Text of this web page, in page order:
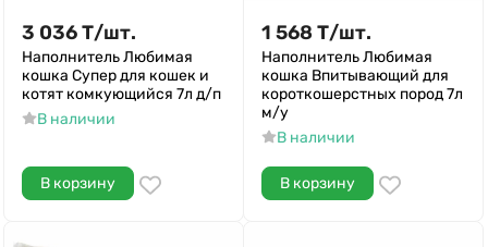
3 036Т/шт.
Наполнитель Любимая
кошка Супер для кошек и
котят комкующийся 7л д/п
В наличии
В корзину
1 568 Т/шт.
Наполнитель Любимая
кошка Впитывающий для
короткошерстных пород 7л
м/у
В наличии
В корзину